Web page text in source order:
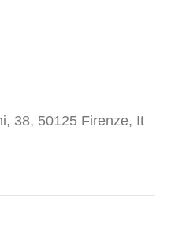
38, 50125 Firenze, It